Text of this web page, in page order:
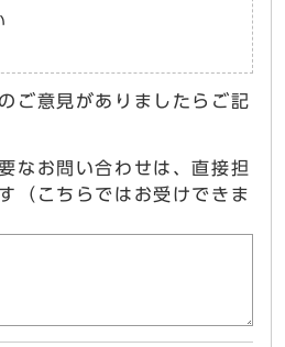
ご意見がありましたらご記
なお問い合わせは、直接担
（こちらではお受けできま